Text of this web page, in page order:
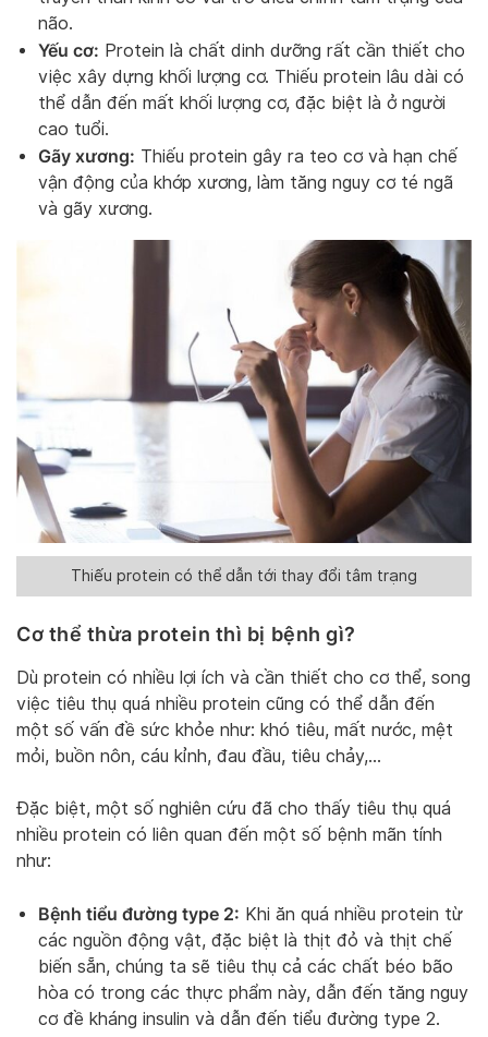
não.
Yếu cơ: Protein là chất dinh dưỡng rất cần thiết cho
việc xây dựng khối lượng cơ. Thiếu protein lâu dài có
thể dẫn đến mất khối lượng cơ, đặc biệt là ở người
cao tuổi.
Gãy xương: Thiếu protein gây ra teo cơ và hạn chế
vận động của khớp xương, làm tăng nguy cơ té ngã
và gãy xương.
Thiếu protein có thể dẫn tới thay đổi tâm trạng
Cơ thể thừa protein thì bị bệnh gì?
Dù protein có nhiều lợi ích và cần thiết cho cơ thể, song
việc tiêu thụ quá nhiều protein cũng có thể dẫn đến
một số vấn đề sức khỏe như: khó tiêu, mất nước, mệt
mỏi, buồn nôn, cáu kỉnh, đau đầu, tiêu chảy,…
Đặc biệt, một số nghiên cứu đã cho thấy tiêu thụ quá
nhiều protein có liên quan đến một số bệnh mãn tính
như:
Bệnh tiểu đường type 2: Khi ăn quá nhiều protein từ
các nguồn động vật, đặc biệt là thịt đỏ và thịt chế
biến sẵn, chúng ta sẽ tiêu thụ cả các chất béo bão
hòa có trong các thực phẩm này, dẫn đến tăng nguy
cơ đề kháng insulin và dẫn đến tiểu đường type 2.